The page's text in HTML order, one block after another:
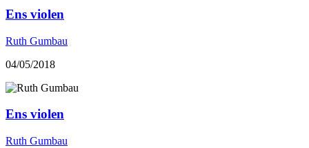
Ens violen
Ruth Gumbau
04/05/2018
Ens violen
Ruth Gumbau